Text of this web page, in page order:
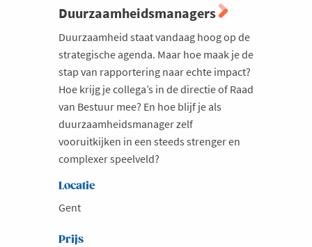
Duurzaamheidsmanagers
Duurzaamheid staat vandaag hoog op de
strategische agenda. Maar hoe maak je de
stap van rapportering naar echte impact?
Hoe krijg je collega’s in de directie of Raad
van Bestuur mee? En hoe blijf je als
duurzaamheidsmanager zelf
vooruitkijken in een steeds strenger en
complexer speelveld?
Locatie
Gent
Prijs